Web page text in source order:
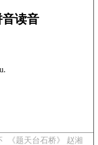
音读音
《题天台石桥》 赵湘